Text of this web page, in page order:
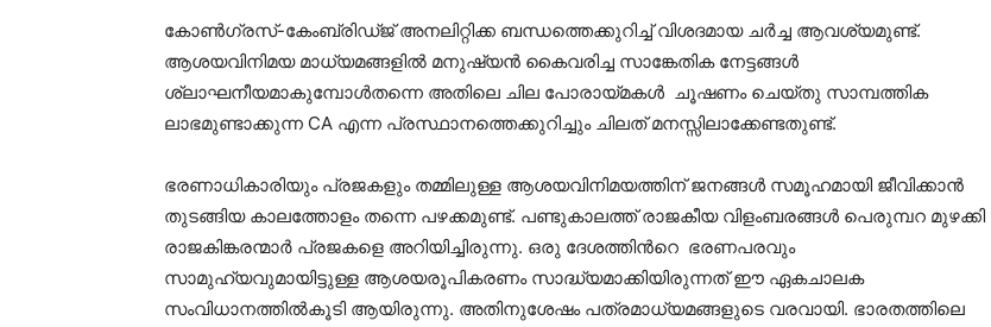
കോൺഗ്രസ്-കേംബ്രിഡ്ജ് അനലിറ്റിക്ക ബന്ധത്തെക്കുറിച്ച് വിശദമായ ചര്‍ച്ച ആവശ്യമുണ്ട്.
ആശയവിനിമയ മാധ്യമങ്ങളിൽ മനുഷ്യൻ കൈവരിച്ച സാങ്കേതിക നേട്ടങ്ങൾ
ശ്ലാഘനീയമാകുമ്പോൾതന്നെ അതിലെ ചില പോരായ്മകൾ ചൂഷണം ചെയ്തു സാമ്പത്തിക
ലാഭമുണ്ടാക്കുന്ന CA എന്ന പ്രസ്ഥാനത്തെക്കുറിച്ചും ചിലത് മനസ്സിലാക്കേണ്ടതുണ്ട്.
ഭരണാധികാരിയും പ്രജകളും തമ്മിലുള്ള ആശയവിനിമയത്തിന് ജനങ്ങള്‍ സമൂഹമായി ജീവിക്കാൻ
തുടങ്ങിയ കാലത്തോളം തന്നെ പഴക്കമുണ്ട്. പണ്ടുകാലത്ത് രാജകീയ വിളംബരങ്ങൾ പെരുമ്പറ മുഴക്കി
രാജകിങ്കരന്മാര്‍ പ്രജകളെ അറിയിച്ചിരുന്നു. ഒരു ദേശത്തിന്‍റെ ഭരണപരവും
സാമുഹ്യവുമായിട്ടുള്ള ആശയരൂപികരണം സാദ്ധ്യമാക്കിയിരുന്നത് ഈ ഏകചാലക
സംവിധാനത്തില്‍കൂടി ആയിരുന്നു. അതിനുശേഷം പത്രമാധ്യമങ്ങളുടെ വരവായി. ഭാരതത്തിലെ